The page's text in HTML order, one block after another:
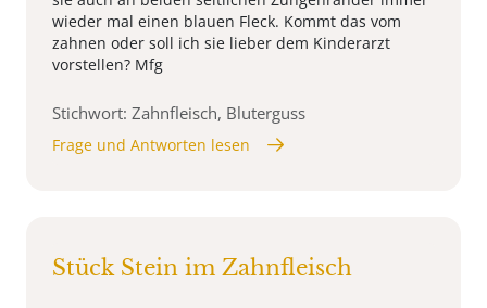
wieder mal einen blauen Fleck. Kommt das vom
zahnen oder soll ich sie lieber dem Kinderarzt
vorstellen? Mfg
Stichwort: Zahnfleisch, Bluterguss
Frage und Antworten lesen
Stück Stein im Zahnfleisch